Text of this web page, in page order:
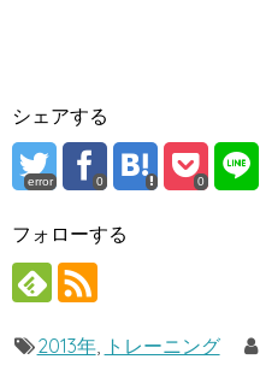
シェアする
error 0 0
フォローする
2013年, トレーニング